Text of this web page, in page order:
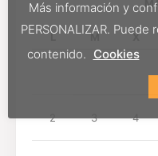
L M X
2 3 4
Más información y
PERSONALIZAR.
contenido. Cookies